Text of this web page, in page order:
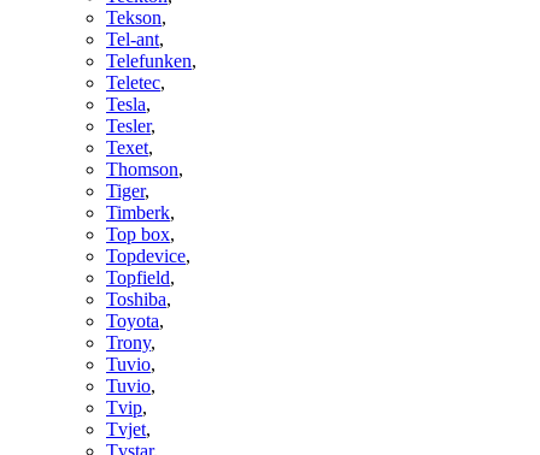
Tekson,
Tel-ant,
Telefunken,
Teletec,
Tesla,
Tesler,
Texet,
Thomson,
Tiger,
Timberk,
Top box,
Topdevice,
Topfield,
Toshiba,
Toyota,
Trony,
Tuvio,
Tuvio,
Tvip,
Tvjet,
Tvstar,